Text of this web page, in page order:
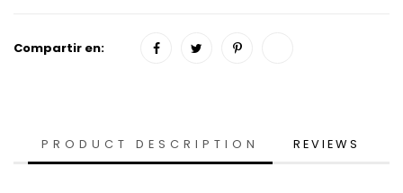
Compartir en:
PRODUCT DESCRIPTION REVIEWS